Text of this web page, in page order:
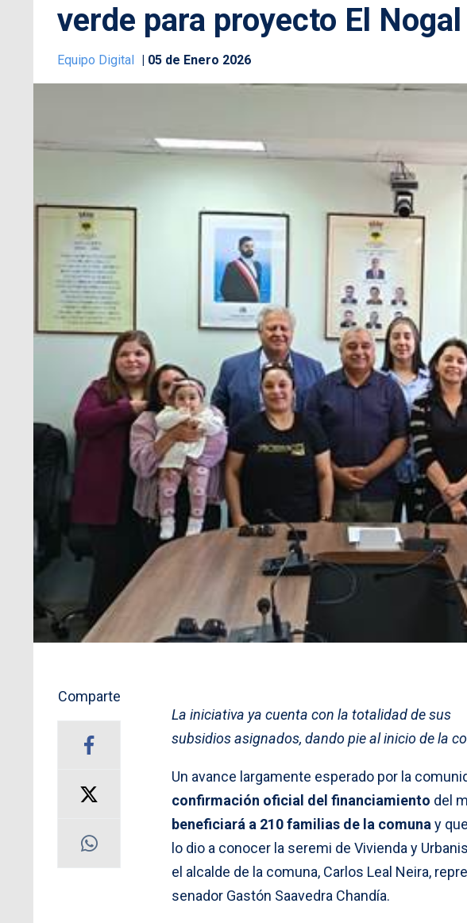
verde para proyecto El
Equipo Digital 05 de Enero 2026
Comparte
La iniciativa ya cuenta con la totalidad de sus
subsidios asignados, dando pie al inicio de la
Un avance largamente esperado por la
confirmación oficial del financiamiento del
beneficiará a 210 familias de la comunay
lo dio a conocer la seremi de Vivienda y
el alcalde de la comuna, Carlos Leal Neira,
senador Gastón Saavedra Chandía.